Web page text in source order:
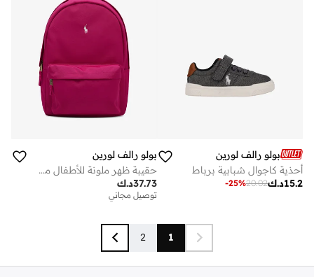
بولو رالف لورين
أحذية كاجوال شبابية برباط
د.ك15.2
20.02
-25%
بولو رالف لورين
حقيبة ظهر ملونة للأطفال مقاس بوصة
د.ك37.73
توصيل مجاني
1
2